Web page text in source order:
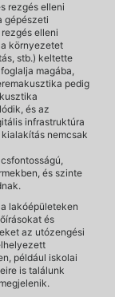
rezgés elleni
gépészeti
elleni
környezetet
stb.) keltette
magába,
pedig
és az
infrastruktúra
nemcsak
és szinte
lakóépületeken
és
az utózengési
például iskolai
is találunk